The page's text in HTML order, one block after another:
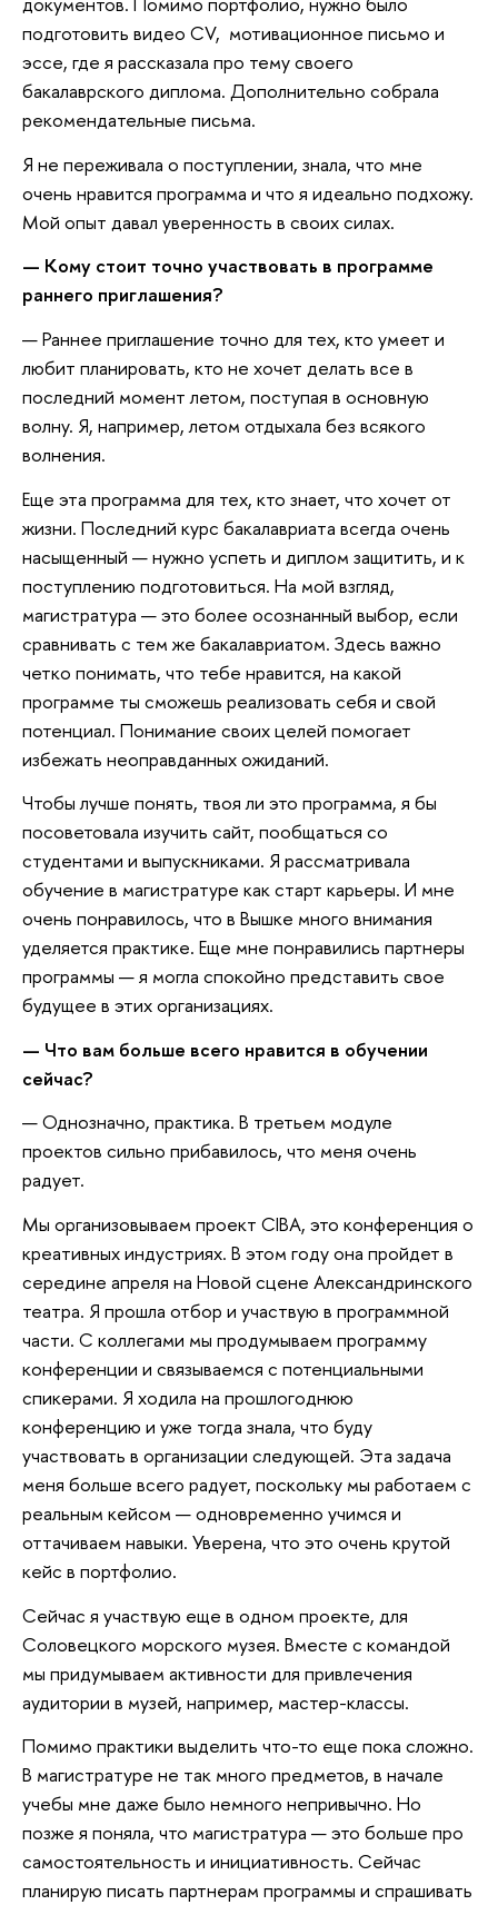
подготовить видео CV, мотивационное письмо и
эссе, где я рассказала про тему своего
бакалаврского диплома. Дополнительно собрала
рекомендательные письма.
Я не переживала о поступлении, знала, что мне
очень нравится программа и что я идеально подхожу.
Мой опыт давал уверенность в своих силах.
— Кому стоит точно участвовать в программе
раннего приглашения?
— Раннее приглашение точно для тех, кто умеет и
любит планировать, кто не хочет делать все в
последний момент летом, поступая в основную
волну. Я, например, летом отдыхала без всякого
волнения.
Еще эта программа для тех, кто знает, что хочет от
жизни. Последний курс бакалавриата всегда очень
насыщенный — нужно успеть и диплом защитить, и к
поступлению подготовиться. На мой взгляд,
магистратура — это более осознанный выбор, если
сравнивать с тем же бакалавриатом. Здесь важно
четко понимать, что тебе нравится, на какой
программе ты сможешь реализовать себя и свой
потенциал. Понимание своих целей помогает
избежать неоправданных ожиданий.
Чтобы лучше понять, твоя ли это программа, я бы
посоветовала изучить сайт, пообщаться со
студентами и выпускниками. Я рассматривала
обучение в магистратуре как старт карьеры. И мне
очень понравилось, что в Вышке много внимания
уделяется практике. Еще мне понравились партнеры
программы — я могла спокойно представить свое
будущее в этих организациях.
— Что вам больше всего нравится в обучении
сейчас?
— Однозначно, практика. В третьем модуле
проектов сильно прибавилось, что меня очень
радует.
Мы организовываем проект CIBA, это конференция о
креативных индустриях. В этом году она пройдет в
середине апреля на Новой сцене Александринского
театра. Я прошла отбор и участвую в программной
части. С коллегами мы продумываем программу
конференции и связываемся с потенциальными
спикерами. Я ходила на прошлогоднюю
конференцию и уже тогда знала, что буду
участвовать в организации следующей. Эта задача
меня больше всего радует, поскольку мы работаем с
реальным кейсом — одновременно учимся и
оттачиваем навыки. Уверена, что это очень крутой
кейс в портфолио.
Сейчас я участвую еще в одном проекте, для
Соловецкого морского музея. Вместе с командой
мы придумываем активности для привлечения
аудитории в музей, например, мастер-классы.
Помимо практики выделить что-то еще пока сложно.
В магистратуре не так много предметов, в начале
учебы мне даже было немного непривычно. Но
позже я поняла, что магистратура — это больше про
самостоятельность и инициативность. Сейчас
планирую писать партнерам программы и спрашивать